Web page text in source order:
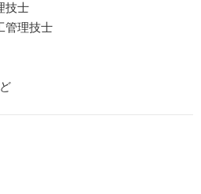
技士
管理技士